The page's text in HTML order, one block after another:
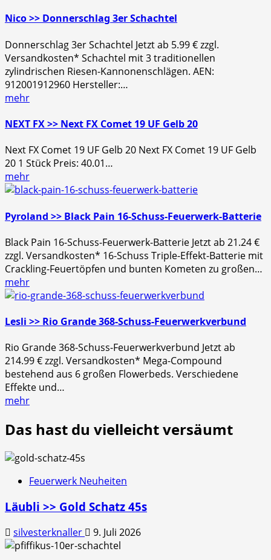
Nico >> Donnerschlag 3er Schachtel
Donnerschlag 3er Schachtel Jetzt ab 5.99 € zzgl.
Versandkosten* Schachtel mit 3 traditionellen
zylindrischen Riesen-Kannonenschlägen. AEN:
912001912960 Hersteller:…
mehr
NEXT FX >> Next FX Comet 19 UF Gelb 20
Next FX Comet 19 UF Gelb 20 Next FX Comet 19 UF Gelb
20 1 Stück Preis: 40.01…
mehr
Pyroland >> Black Pain 16-Schuss-Feuerwerk-Batterie
Black Pain 16-Schuss-Feuerwerk-Batterie Jetzt ab 21.24 €
zzgl. Versandkosten* 16-Schuss Triple-Effekt-Batterie mit
Crackling-Feuertöpfen und bunten Kometen zu großen…
mehr
Lesli >> Rio Grande 368-Schuss-Feuerwerkverbund
Rio Grande 368-Schuss-Feuerwerkverbund Jetzt ab
214.99 € zzgl. Versandkosten* Mega-Compound
bestehend aus 6 großen Flowerbeds. Verschiedene
Effekte und…
mehr
Das hast du vielleicht versäumt
Feuerwerk Neuheiten
Läubli >> Gold Schatz 45s
silvesterknaller 9. Juli 2026